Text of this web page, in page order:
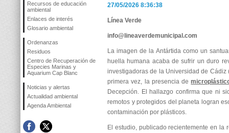
Recursos de educación
ambiental
Enlaces de interés
Glosario ambiental
Ordenanzas
Residuos
Centro de Recuperación de
Especies Marinas y
Aquarium Cap Blanc
Noticias y alertas
Actualidad ambiental
Agenda Ambiental
27/05/2026 8:36:38
Línea Verde
info@lineaverdemunicipal.com
La imagen de la Antártida como un
huella humana acaba de sufrir un duro
investigadoras de la Universidad de Cádiz
primera vez, la presencia de
Decepción. El hallazgo confirma que ni
remotos y protegidos del planeta logran
contaminación por plásticos.
El estudio, publicado recientemente en la